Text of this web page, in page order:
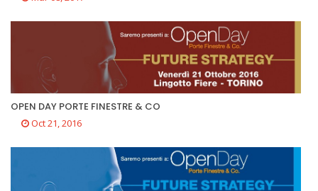
OPEN DAY PORTE FINESTRE & CO
Oct 21, 2016